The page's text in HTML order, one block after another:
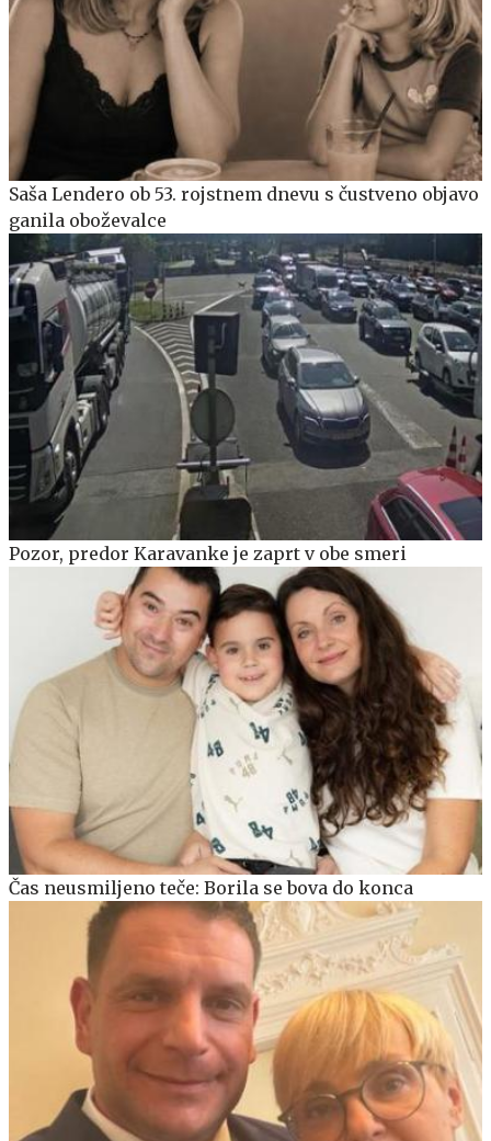
Saša Lendero ob 53. rojstnem dnevu s čustveno objavo
ganila oboževalce
Pozor, predor Karavanke je zaprt v obe smeri
Čas neusmiljeno teče: Borila se bova do konca